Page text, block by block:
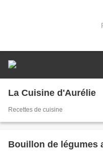
La Cuisine d'Aurélie
Recettes de cuisine
Bouillon de légumes